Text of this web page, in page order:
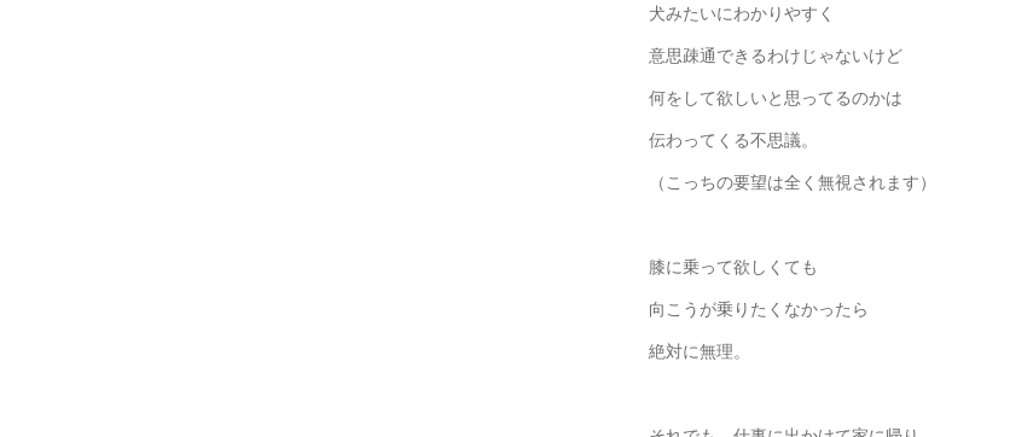
犬みたいにわかりやすく
意思疎通できるわけじゃないけど
何をして欲しいと思ってるのかは
伝わってくる不思議。
（こっちの要望は全く無視されます）
膝に乗って欲しくても
向こうが乗りたくなかったら
絶対に無理。